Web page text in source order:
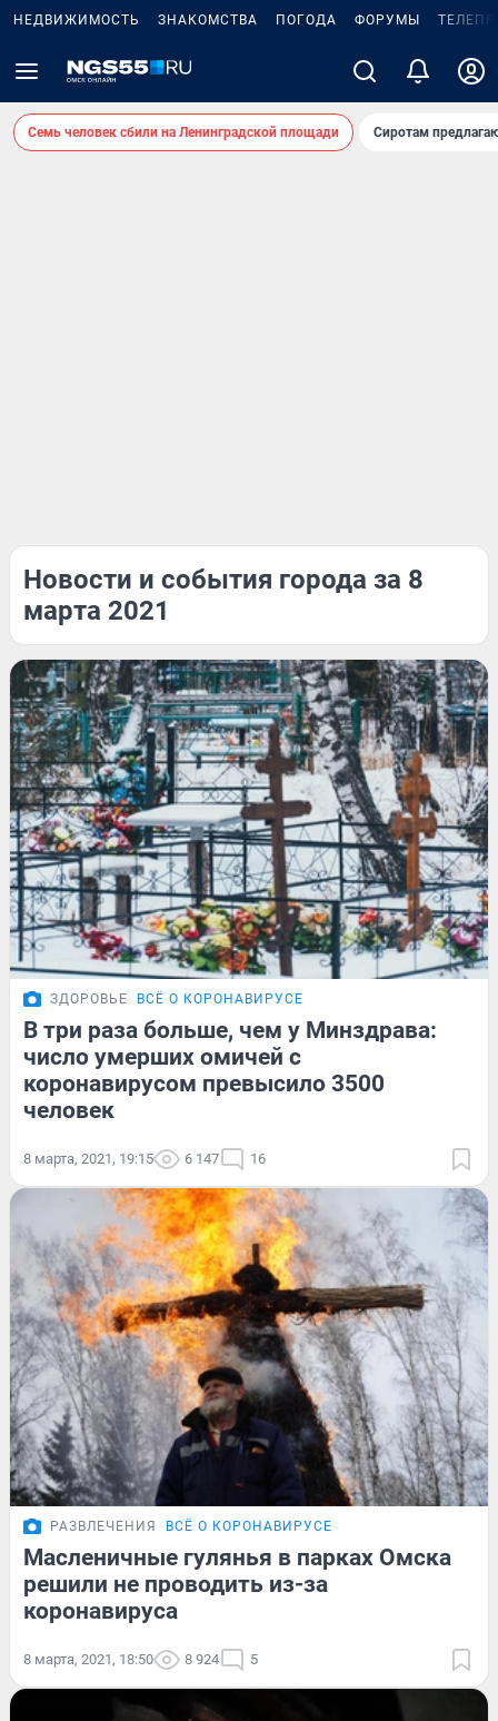
НЕДВИЖИМОСТЬ ЗНАКОМСТВА ПОГОДА ФОРУМЫ
Семь человек сбили на Ленинградской площади Сиротам
Новости и события города за 8
марта 2021
ЗДОРОВЬЕ ВСЁ О КОРОНАВИРУСЕ
В три раза больше, чем у Минздрава:
число умерших омичей с
коронавирусом превысило 3500
человек
8 марта, 2021, 19:15 6 147 16
РАЗВЛЕЧЕНИЯ ВСЁ О КОРОНАВИРУСЕ
Масленичные гулянья в парках Омска
решили не проводить из-за
коронавируса
8 марта, 2021, 18:50 8 924 5